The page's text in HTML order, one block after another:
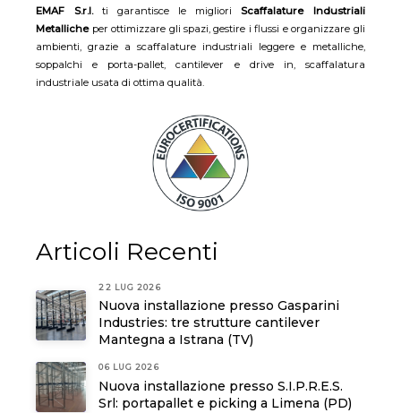
EMAF S.r.l.ti garantisce le miglioriScaffalature Industriali
Metallicheper ottimizzare gli spazi, gestire i flussi e organizzare gli
ambienti, grazie a scaffalature industriali leggere e metalliche,
soppalchi e porta-pallet, cantilever e drive in, scaffalatura
industriale usata di ottima qualità.
Articoli Recenti
22 LUG 2026
Nuova installazione presso Gasparini
Industries: tre strutture cantilever
Mantegna a Istrana (TV)
06 LUG 2026
Nuova installazione presso S.I.P.R.E.S.
Srl: portapallet e picking a Limena (PD)